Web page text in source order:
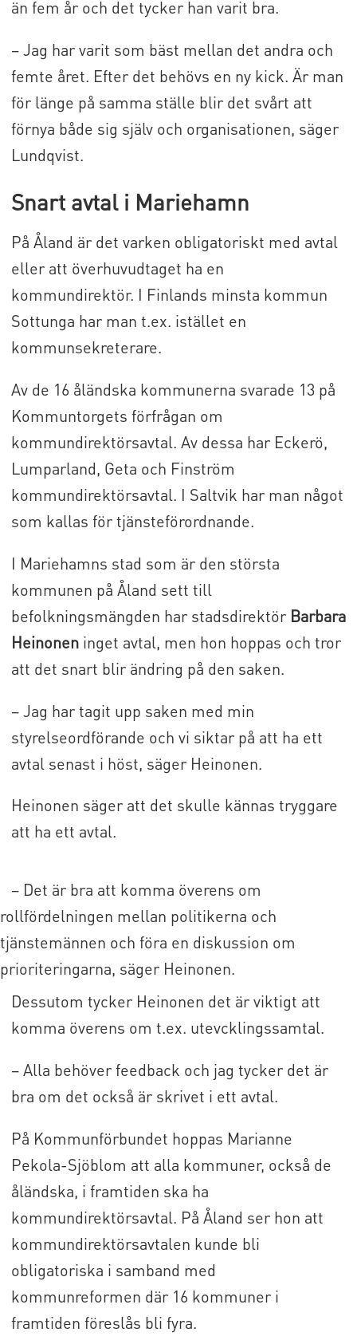
än fem år och det tycker han varit bra.
– Jag har varit som bäst mellan det andra och
femte året. Efter det behövs en ny kick. Är man
för länge på samma ställe blir det svårt att
förnya både sig själv och organisationen, säger
Lundqvist.
Snart avtal i Mariehamn
På Åland är det varken obligatoriskt med avtal
eller att överhuvudtaget ha en
kommundirektör. I Finlands minsta kommun
Sottunga har man t.ex. istället en
kommunsekreterare.
Av de 16 åländska kommunerna svarade 13 på
Kommuntorgets förfrågan om
kommundirektörsavtal. Av dessa har Eckerö,
Lumparland, Geta och Finström
kommundirektörsavtal. I Saltvik har man något
som kallas för tjänsteförordnande.
I Mariehamns stad som är den största
kommunen på Åland sett till
befolkningsmängden har stadsdirektör Barbara
Heinoneninget avtal, men hon hoppas och tror
att det snart blir ändring på den saken.
– Jag har tagit upp saken med min
styrelseordförande och vi siktar på att ha ett
avtal senast i höst, säger Heinonen.
Heinonen säger att det skulle kännas tryggare
att ha ett avtal.
– Det är bra att komma överens om
rollfördelningen mellan politikerna och
tjänstemännen och föra en diskussion om
prioriteringarna, säger Heinonen.
Dessutom tycker Heinonen det är viktigt att
komma överens om t.ex. utevcklingssamtal.
– Alla behöver feedback och jag tycker det är
bra om det också är skrivet i ett avtal.
På Kommunförbundet hoppas Marianne
Pekola-Sjöblom att alla kommuner, också de
åländska, i framtiden ska ha
kommundirektörsavtal. På Åland ser hon att
kommundirektörsavtalen kunde bli
obligatoriska i samband med
kommunreformen där 16 kommuner i
framtiden föreslås bli fyra.